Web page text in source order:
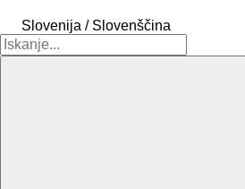
Slovenija / Slovenščina